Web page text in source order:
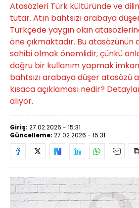
Atasözleri Türk kültüründe ve
tutar. Atın bahtsızı arabaya
Türkçede yaygın olan
öne çıkmaktadır. Bu atasözünün
sahibi olmak önemlidir; çünkü
doğru bir kullanım yapmak
bahtsızı arabaya düşer atasözü
kısaca açıklaması nedir?
alıyor.
Giriş: 27.02.2026 - 15:31
Güncelleme: 27.02.2026 - 15:31